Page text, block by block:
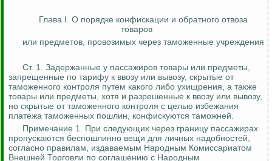
Глава I. О порядке конфискации и обратного отвоза
товаров
или предметов, провозимых через таможенные учреждения
Ст. 1. Задержанные у пассажиров товары или предметы,
запрещенные по тарифу к ввозу или вывозу, скрытые от
таможенного контроля путем какого либо ухищрения, а также
товары или предметы, хотя и разрешенные к ввозу или вывозу,
но скрытые от таможенного контроля с целью избежания
платежа таможенных пошлин, конфискуются таможней.
Примечание 1. При следующих через границу пассажирах
пропускаются беспошлинно вещи для личных надобностей,
согласно правилам, издаваемым Народным Комиссариатом
Внешней Торговли по соглашению с Народным